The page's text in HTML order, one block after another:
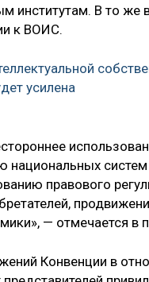
институтам. В то же
к ВОИС.
усилена
систем
правового
— отмечается в
Конвенции в